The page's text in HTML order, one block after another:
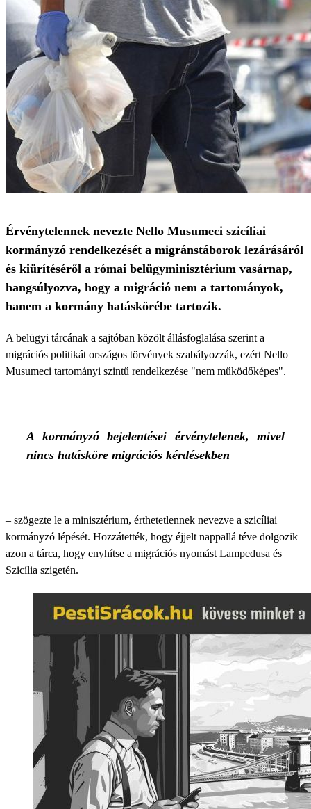
Érvénytelennek nevezte Nello Musumeci szicíliai
kormányzó rendelkezését a migránstáborok lezárásáról
és kiürítéséről a római belügyminisztérium vasárnap,
hangsúlyozva, hogy a migráció nem a tartományok,
hanem a kormány hatáskörébe tartozik.
A belügyi tárcának a sajtóban közölt állásfoglalása szerint a
migrációs politikát országos törvények szabályozzák, ezért Nello
Musumeci tartományi szintű rendelkezése "nem működőképes".
A kormányzó bejelentései érvénytelenek, mivel
nincs hatásköre migrációs kérdésekben
– szögezte le a minisztérium, érthetetlennek nevezve a szicíliai
kormányzó lépését. Hozzátették, hogy éjjelt nappallá téve dolgozik
azon a tárca, hogy enyhítse a migrációs nyomást Lampedusa és
Szicília szigetén.